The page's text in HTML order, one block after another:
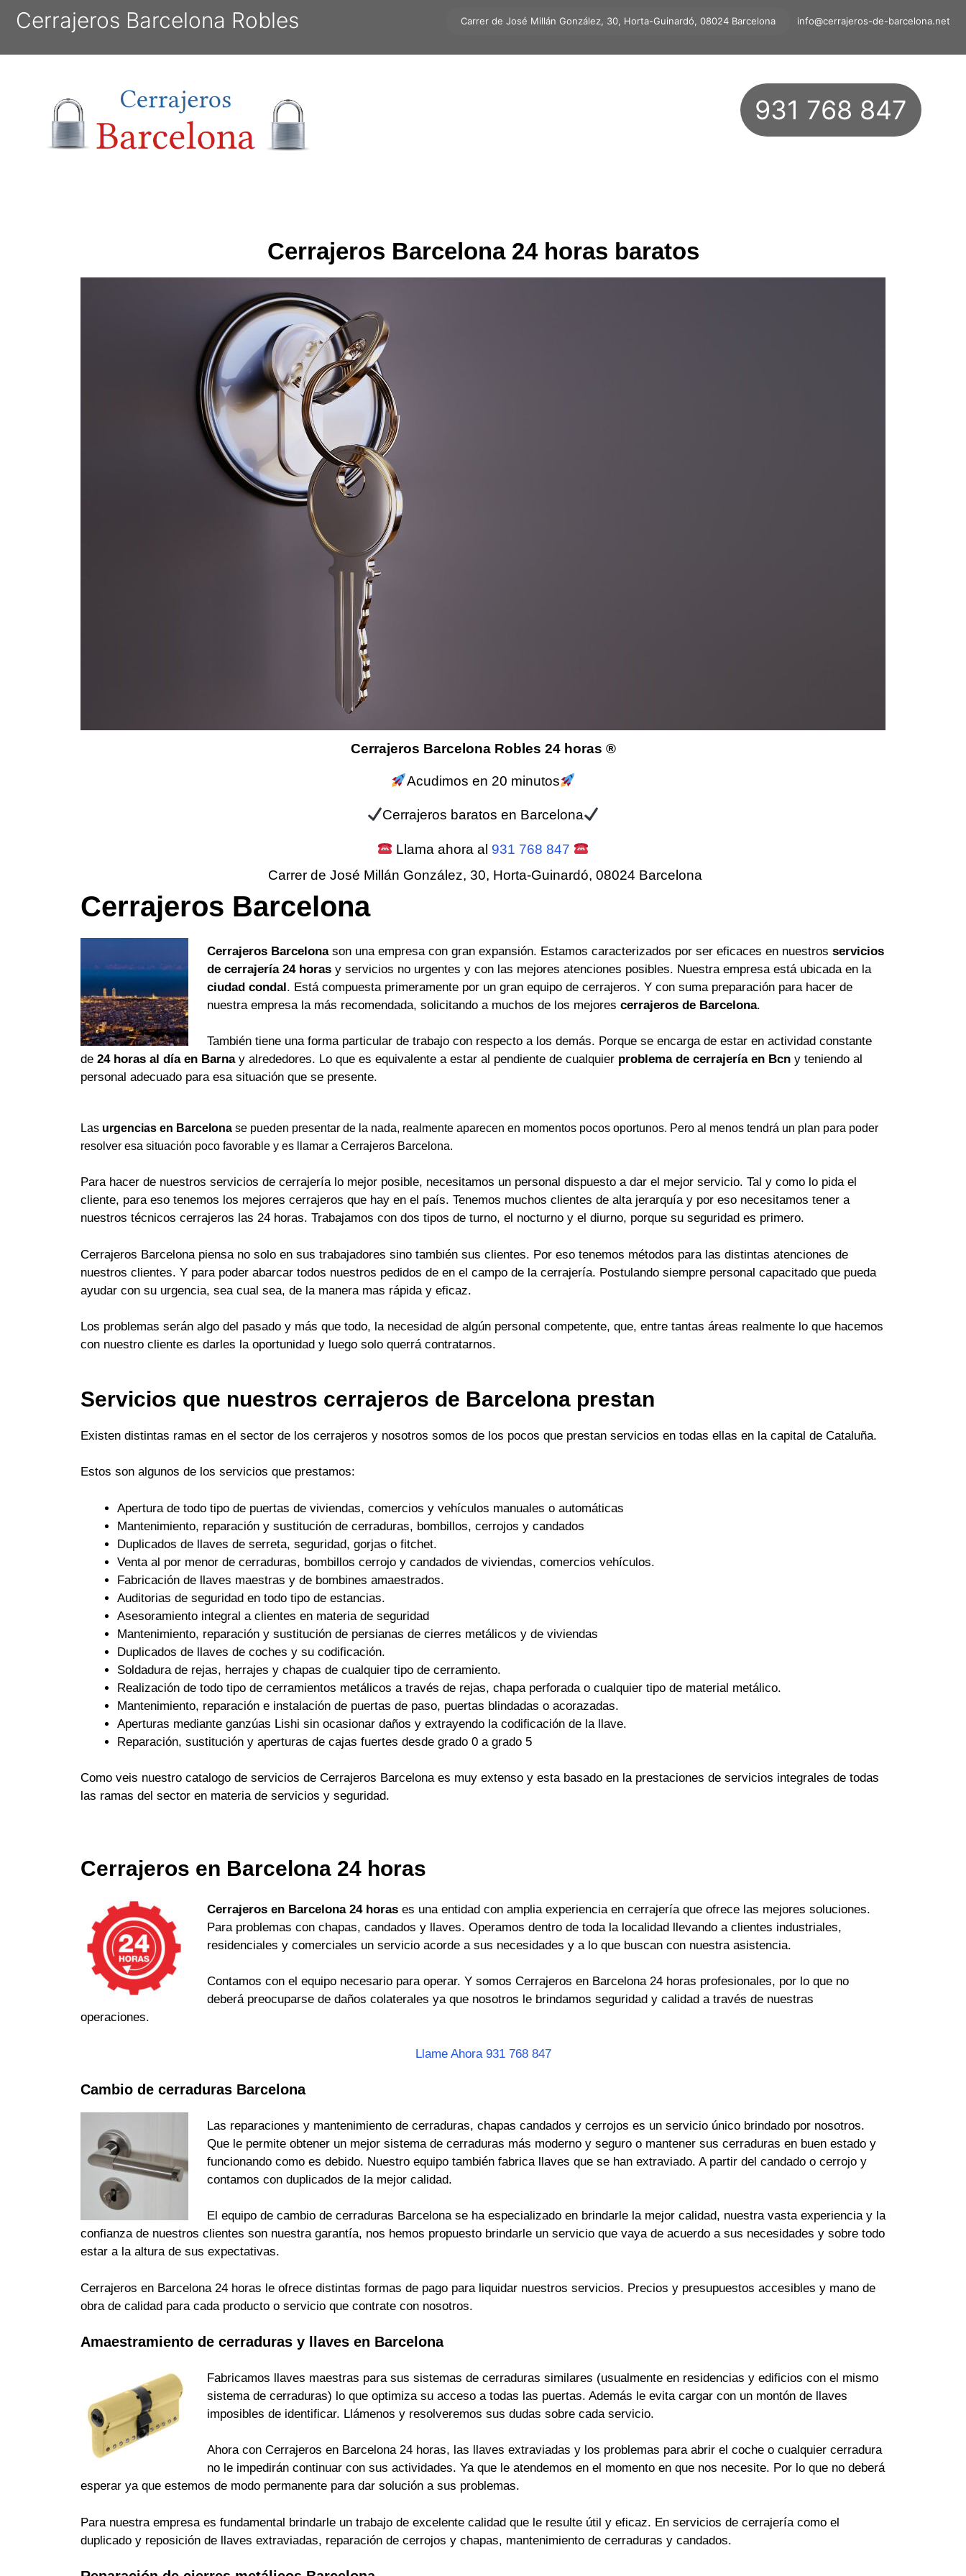
Carrer de José Millán González, 30, Horta-Guinardó, 08024 Barcelona
Cerrajeros Barcelona Robles info@cerrajeros-de-barcelona.net
931 768 847
Cerrajeros Barcelona 24 horas baratos
Cerrajeros Barcelona Robles 24 horas ®
Acudimos en 20 minutos
Cerrajeros baratos en Barcelona
Llama ahora al 931 768 847
Carrer de José Millán González, 30, Horta-Guinardó, 08024 Barcelona
Cerrajeros Barcelona
Cerrajeros Barcelonason una empresa con gran expansión. Estamos caracterizados por ser eficaces en nuestros servicios
de cerrajería 24 horasy servicios no urgentes y con las mejores atenciones posibles. Nuestra empresa está ubicada en la
ciudad condal. Está compuesta primeramente por un gran equipo de cerrajeros. Y con suma preparación para hacer de
nuestra empresa la más recomendada, solicitando a muchos de los mejores cerrajeros de Barcelona.
También tiene una forma particular de trabajo con respecto a los demás. Porque se encarga de estar en actividad constante
de 24 horas al día en Barnay alrededores. Lo que es equivalente a estar al pendiente de cualquier problema de cerrajería en Bcn y teniendo al
personal adecuado para esa situación que se presente.
Las urgencias en Barcelona se pueden presentar de la nada, realmente aparecen en momentos pocos oportunos. Pero al menos tendrá un plan para poder
resolver esa situación poco favorable y es llamar a Cerrajeros Barcelona.
Para hacer de nuestros servicios de cerrajería lo mejor posible, necesitamos un personal dispuesto a dar el mejor servicio. Tal y como lo pida el
cliente, para eso tenemos los mejores cerrajeros que hay en el país. Tenemos muchos clientes de alta jerarquía y por eso necesitamos tener a
nuestros técnicos cerrajeros las 24 horas. Trabajamos con dos tipos de turno, el nocturno y el diurno, porque su seguridad es primero.
Cerrajeros Barcelona piensa no solo en sus trabajadores sino también sus clientes. Por eso tenemos métodos para las distintas atenciones de
nuestros clientes. Y para poder abarcar todos nuestros pedidos de en el campo de la cerrajería. Postulando siempre personal capacitado que pueda
ayudar con su urgencia, sea cual sea, de la manera mas rápida y eficaz.
Los problemas serán algo del pasado y más que todo, la necesidad de algún personal competente, que, entre tantas áreas realmente lo que hacemos
con nuestro cliente es darles la oportunidad y luego solo querrá contratarnos.
Servicios que nuestros cerrajeros de Barcelona prestan
Existen distintas ramas en el sector de los cerrajeros y nosotros somos de los pocos que prestan servicios en todas ellas en la capital de Cataluña.
Estos son algunos de los servicios que prestamos:
Apertura de todo tipo de puertas de viviendas, comercios y vehículos manuales o automáticas
Mantenimiento, reparación y sustitución de cerraduras, bombillos, cerrojos y candados
Duplicados de llaves de serreta, seguridad, gorjas o fitchet.
Venta al por menor de cerraduras, bombillos cerrojo y candados de viviendas, comercios vehículos.
Fabricación de llaves maestras y de bombines amaestrados.
Auditorias de seguridad en todo tipo de estancias.
Asesoramiento integral a clientes en materia de seguridad
Mantenimiento, reparación y sustitución de persianas de cierres metálicos y de viviendas
Duplicados de llaves de coches y su codificación.
Soldadura de rejas, herrajes y chapas de cualquier tipo de cerramiento.
Realización de todo tipo de cerramientos metálicos a través de rejas, chapa perforada o cualquier tipo de material metálico.
Mantenimiento, reparación e instalación de puertas de paso, puertas blindadas o acorazadas.
Aperturas mediante ganzúas Lishi sin ocasionar daños y extrayendo la codificación de la llave.
Reparación, sustitución y aperturas de cajas fuertes desde grado 0 a grado 5
Como veis nuestro catalogo de servicios de Cerrajeros Barcelona es muy extenso y esta basado en la prestaciones de servicios integrales de todas
las ramas del sector en materia de servicios y seguridad.
Cerrajeros en Barcelona 24 horas
Cerrajeros en Barcelona 24 horases una entidad con amplia experiencia en cerrajería que ofrece las mejores soluciones.
Para problemas con chapas, candados y llaves. Operamos dentro de toda la localidad llevando a clientes industriales,
residenciales y comerciales un servicio acorde a sus necesidades y a lo que buscan con nuestra asistencia.
Contamos con el equipo necesario para operar. Y somos Cerrajeros en Barcelona 24 horas profesionales, por lo que no
deberá preocuparse de daños colaterales ya que nosotros le brindamos seguridad y calidad a través de nuestras
operaciones.
Llame Ahora 931 768 847
Cambio de cerraduras Barcelona
Las reparaciones y mantenimiento de cerraduras, chapas candados y cerrojos es un servicio único brindado por nosotros.
Que le permite obtener un mejor sistema de cerraduras más moderno y seguro o mantener sus cerraduras en buen estado y
funcionando como es debido. Nuestro equipo también fabrica llaves que se han extraviado. A partir del candado o cerrojo y
contamos con duplicados de la mejor calidad.
El equipo de cambio de cerraduras Barcelona se ha especializado en brindarle la mejor calidad, nuestra vasta experiencia y la
confianza de nuestros clientes son nuestra garantía, nos hemos propuesto brindarle un servicio que vaya de acuerdo a sus necesidades y sobre todo
estar a la altura de sus expectativas.
Cerrajeros en Barcelona 24 horas le ofrece distintas formas de pago para liquidar nuestros servicios. Precios y presupuestos accesibles y mano de
obra de calidad para cada producto o servicio que contrate con nosotros.
Amaestramiento de cerraduras y llaves en Barcelona
Fabricamos llaves maestras para sus sistemas de cerraduras similares (usualmente en residencias y edificios con el mismo
sistema de cerraduras) lo que optimiza su acceso a todas las puertas. Además le evita cargar con un montón de llaves
imposibles de identificar. Llámenos y resolveremos sus dudas sobre cada servicio.
Ahora con Cerrajeros en Barcelona 24 horas, las llaves extraviadas y los problemas para abrir el coche o cualquier cerradura
no le impedirán continuar con sus actividades. Ya que le atendemos en el momento en que nos necesite. Por lo que no deberá
esperar ya que estemos de modo permanente para dar solución a sus problemas.
Para nuestra empresa es fundamental brindarle un trabajo de excelente calidad que le resulte útil y eficaz. En servicios de cerrajería como el
duplicado y reposición de llaves extraviadas, reparación de cerrojos y chapas, mantenimiento de cerraduras y candados.